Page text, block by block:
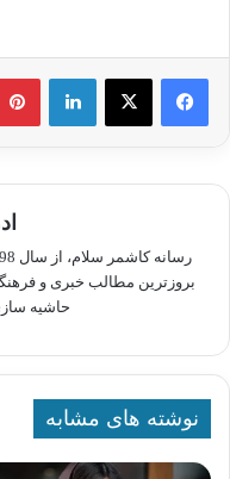
لینکدین
بروزترین مطالب خبری و
حاشیه
نوشته های مشابه